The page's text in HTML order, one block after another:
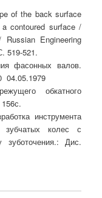
of the back surface
contoured surface /
Engineering
519-521.
фасонных валов.
04.05.1979
обкатного
инструмента
зубчатых колес с
зуботочения.: Дис.